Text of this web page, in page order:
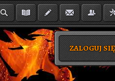
ZALOGUJ SIĘ